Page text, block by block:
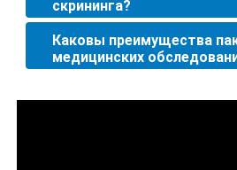
скрининга?
Каковы преимущества
медицинских